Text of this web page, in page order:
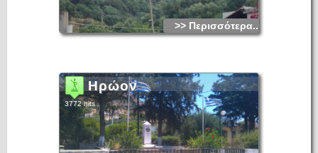
>> Περισσότερα...
Ηρώον
3772 hits